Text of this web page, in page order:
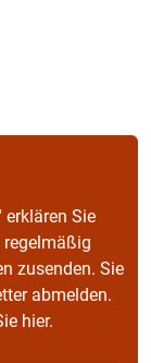
erklären Sie
zusenden. Sie
abmelden.
hier.